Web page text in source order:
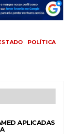
POLÍTICA
APLICADAS